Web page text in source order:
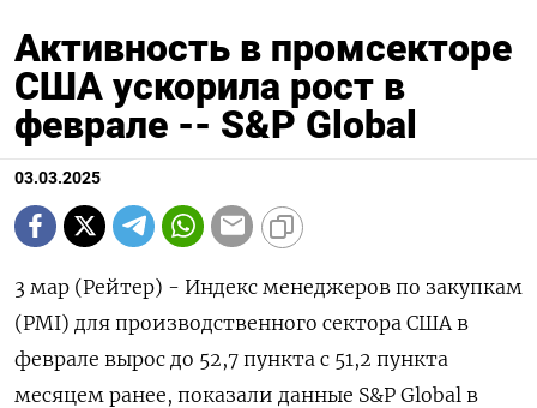
Активность в промсекторе
США ускорила рост в
феврале -- S&P Global
03.03.2025
3 мар (Рейтер) - Индекс менеджеров по закупкам
(PMI) для производственного сектора США в
феврале вырос до 52,7 пункта с 51,2 пункта
месяцем ранее, показали данные S&P Global в